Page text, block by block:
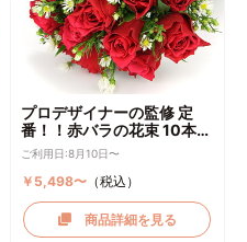
プロデザイナーの監修 定
番！！赤バラの花束 10本～
選択可能
ご利用日:8月10日〜
￥5,498〜 （税込）
商品詳細を見る